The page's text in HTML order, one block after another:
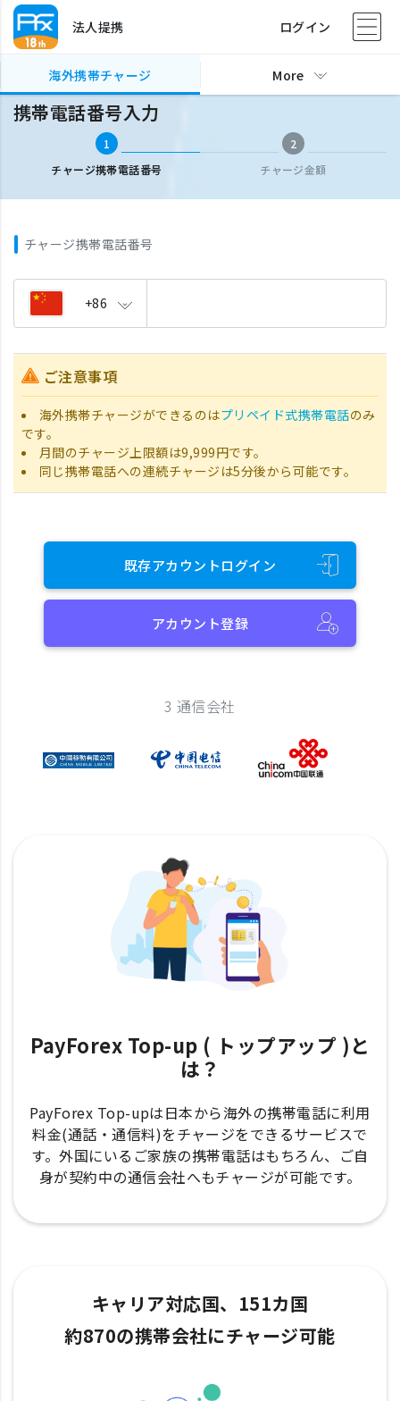
法人提携 ログイン
海外携帯チャージ More
海外携帯チャージ 携帯電話番号入力
携帯電話番号入力
1
チャージ携帯電話番号
2
チャージ金額
チャージ携帯電話番号
+86
ご注意事項
海外携帯チャージができるのはプリペイド式携帯電話のみ
です。
月間のチャージ上限額は9,999円です。
同じ携帯電話への連続チャージは5分後から可能です。
既存アカウントログイン
アカウント登録
3 通信会社
PayForex Top-up ( トップアップ )と
は？
PayForex Top-upは日本から海外の携帯電話に利用
料金(通話・通信料)をチャージをできるサービスで
す。外国にいるご家族の携帯電話はもちろん、ご自
身が契約中の通信会社へもチャージが可能です。
キャリア対応国、151カ国
約870の携帯会社にチャージ可能